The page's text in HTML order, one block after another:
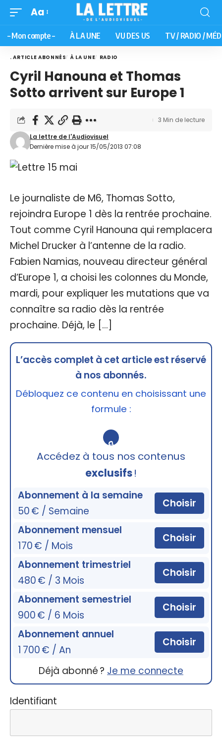
Aa
– Mon compte – À LA UNE VU DES US TV / RADIO /
. ARTICLE ABONNÉS À LA UNE RADIO
Cyril Hanouna et Thomas
Sotto arrivent sur Europe 1
Dernière mise à jour 15/05/2013 07:08
La lettre de l'Audiovisuel
3 Min de lecture
Le journaliste de M6, Thomas Sotto,
rejoindra Europe 1 dès la rentrée prochaine.
Tout comme Cyril Hanouna qui remplacera
Michel Drucker à l’antenne de la radio.
Fabien Namias, nouveau directeur général
d’Europe 1, a choisi les colonnes du Monde,
mardi, pour expliquer les mutations que va
connaître sa radio dès la rentrée
prochaine. Déjà, le […]
L’accès complet à cet article est réservé
à nos abonnés.
Débloquez ce contenu en choisissant une
formule :
🔒
Accédez à tous nos contenus
exclusifs!
Abonnement à la semaine
50 € / Semaine
Choisir
Abonnement mensuel
170 € / Mois
Choisir
Abonnement trimestriel
480 € / 3 Mois
Choisir
Abonnement semestriel
900 € / 6 Mois
Choisir
Abonnement annuel
1 700 € / An
Choisir
Déjà abonné ? Je me connecte
Identifiant